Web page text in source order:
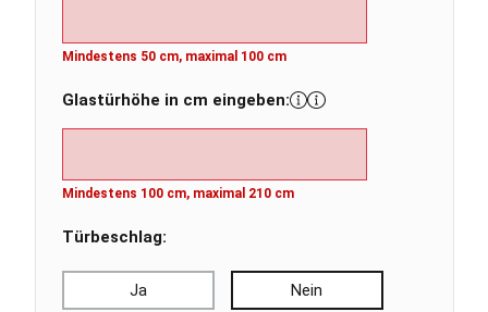
Mindestens 50 cm, maximal 100 cm
Glastürhöhe in cm eingeben:
Mindestens 100 cm, maximal 210 cm
Türbeschlag:
Ja Nein